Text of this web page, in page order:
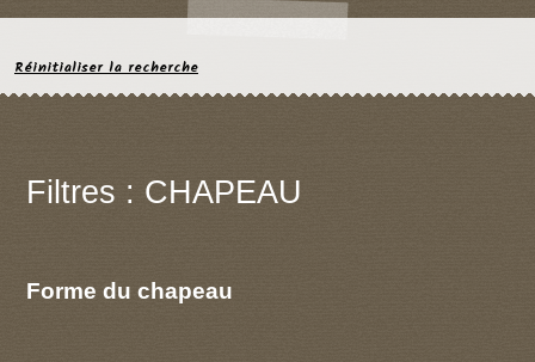
Réinitialiser la recherche
Filtres : CHAPEAU
Forme du chapeau